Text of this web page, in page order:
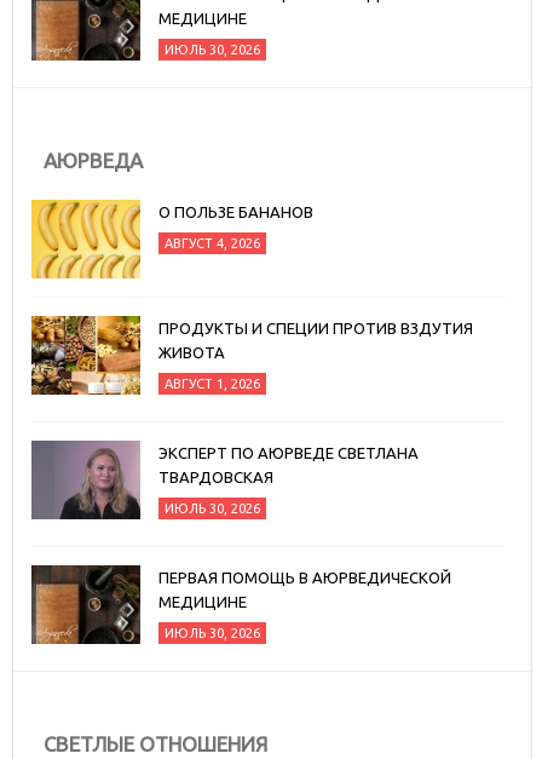
МЕДИЦИНЕ
ИЮЛЬ 30, 2026
АЮРВЕДА
О ПОЛЬЗЕ БАНАНОВ
АВГУСТ 4, 2026
ПРОДУКТЫ И СПЕЦИИ ПРОТИВ ВЗДУТИЯ
ЖИВОТА
АВГУСТ 1, 2026
ЭКСПЕРТ ПО АЮРВЕДЕ СВЕТЛАНА
ТВАРДОВСКАЯ
ИЮЛЬ 30, 2026
ПЕРВАЯ ПОМОЩЬ В АЮРВЕДИЧЕСКОЙ
МЕДИЦИНЕ
ИЮЛЬ 30, 2026
СВЕТЛЫЕ ОТНОШЕНИЯ